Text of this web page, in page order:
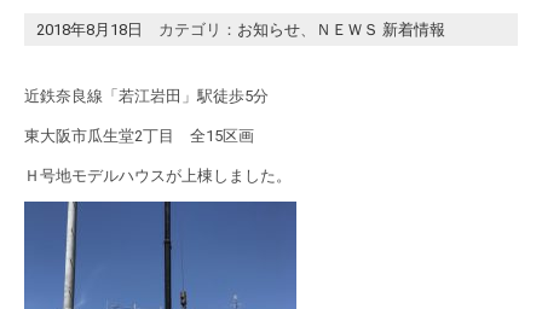
2018年8月18日 カテゴリ： お知らせ ＮＥＷＳ 新着情報
近鉄奈良線「若江岩田」駅徒歩5分
東大阪市瓜生堂2丁目 全15区画
Ｈ号地モデルハウスが上棟しました。